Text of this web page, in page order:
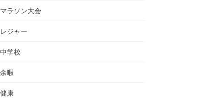
マラソン大会
レジャー
中学校
余暇
健康